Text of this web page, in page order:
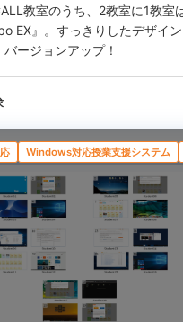
教室のうち、2教室に1教室
EX』。 すっきりしたデザイ
バージョンアップ！
Windows対応授業支援システム